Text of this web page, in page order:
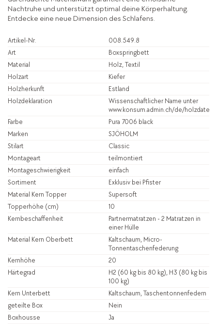
Nachtruhe und unterstützt optimal deine Körperhaltung.
Entdecke eine neue Dimension des Schlafens.
Artikel-Nr.
008.549.8
Art
Boxspringbett
Material
Holz, Textil
Holzart
Kiefer
Holzherkunft
Estland
Holzdeklaration
Wissenschaftlicher Name unter
www.konsum.admin.ch/de/
Farbe
Pura 7006 black
Marken
SJÖHOLM
Stilart
Classic
Montageart
teilmontiert
Montageschwierigkeit
einfach
Sortiment
Exklusiv bei Pfister
Material Kern Topper
Supersoft
Topperhöhe (cm)
10
Kernbeschaffenheit
Partnermatratzen - 2 Matratzen in
einer Hülle
Material Kern Oberbett
Kaltschaum, Micro-
Tonnentaschenfederung
Kernhöhe
20
Härtegrad
H2 (60 kg bis 80 kg), H3 (80 kg bis
100 kg)
Kern Unterbett
Kaltschaum, Taschentonnenfedern
geteilte Box
Nein
Boxhousse
Ja